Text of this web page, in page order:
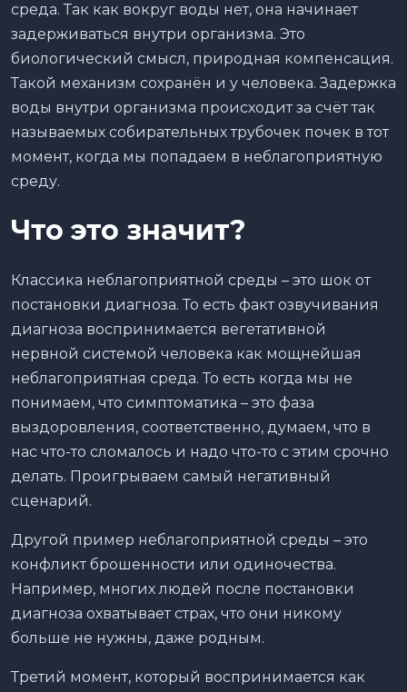
среда. Так как вокруг воды нет, она начинает
задерживаться внутри организма. Это
биологический смысл, природная компенсация.
Такой механизм сохранён и у человека. Задержка
воды внутри организма происходит за счёт так
называемых собирательных трубочек почек в тот
момент, когда мы попадаем в неблагоприятную
среду.
Что это значит?
Классика неблагоприятной среды – это шок от
постановки диагноза. То есть факт озвучивания
диагноза воспринимается вегетативной
нервной системой человека как мощнейшая
неблагоприятная среда. То есть когда мы не
понимаем, что симптоматика – это фаза
выздоровления, соответственно, думаем, что в
нас что-то сломалось и надо что-то с этим срочно
делать. Проигрываем самый негативный
сценарий.
Другой пример неблагоприятной среды – это
конфликт брошенности или одиночества.
Например, многих людей после постановки
диагноза охватывает страх, что они никому
больше не нужны, даже родным.
Третий момент, который воспринимается как